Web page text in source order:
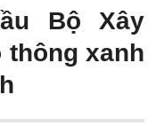
Bộ Xây
thông xanh